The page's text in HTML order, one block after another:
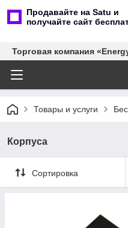
Продавайте на Satu и
получайте сайт
Торговая компания
Товары и услуги
Корпуса
Сортировка